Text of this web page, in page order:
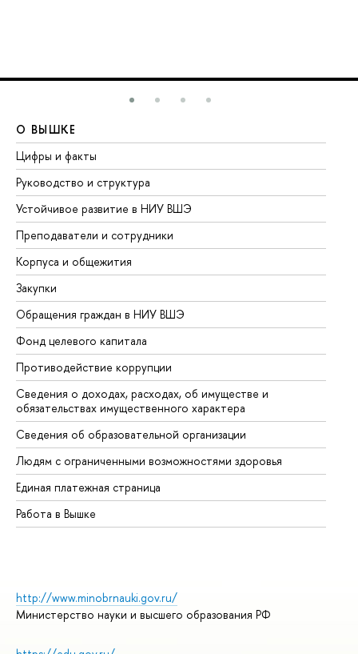
О ВЫШКЕ
Цифры и факты
Руководство и структура
Устойчивое развитие в НИУ ВШЭ
Преподаватели и сотрудники
Корпуса и общежития
Закупки
Обращения граждан в НИУ ВШЭ
Фонд целевого капитала
Противодействие коррупции
Сведения о доходах, расходах, об имуществе и
обязательствах имущественного характера
Сведения об образовательной организации
Людям с ограниченными возможностями здоровья
Единая платежная страница
Работа в Вышке
http://www.minobrnauki.gov.ru/
Министерство науки и высшего образования РФ